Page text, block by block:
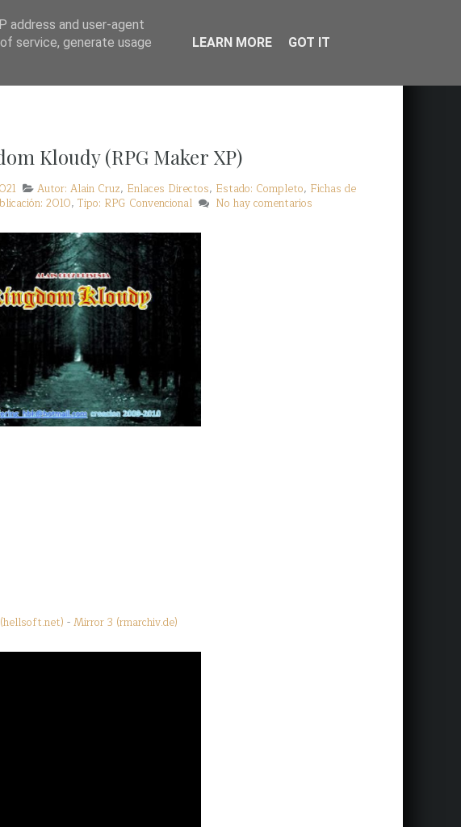
Kloudy (RPG Maker XP)
Autor: Alain Cruz, Enlaces Directos, Estado: Completo, Fichas de
2010, Tipo: RPG Convencional No hay comentarios
-Mirror 3 (rmarchiv.de)
address and user-agent
service, generate usage
LEARN MORE GOT IT